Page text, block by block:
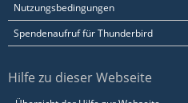
Nutzungsbedingungen
Spendenaufruf für Thunderbird
Hilfe zu dieser Webseite